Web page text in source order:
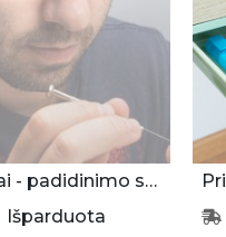
Akiniai - padidinimo stiklai
Išparduota